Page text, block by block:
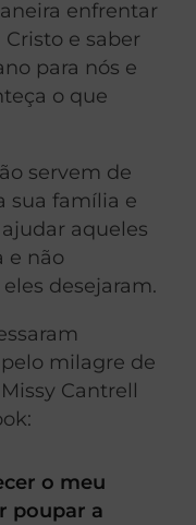
enfrentar
e saber
para nós e
o que
servem de
sua família e
aqueles
e não
desejaram.
milagre de
Cantrell
o meu
poupar a